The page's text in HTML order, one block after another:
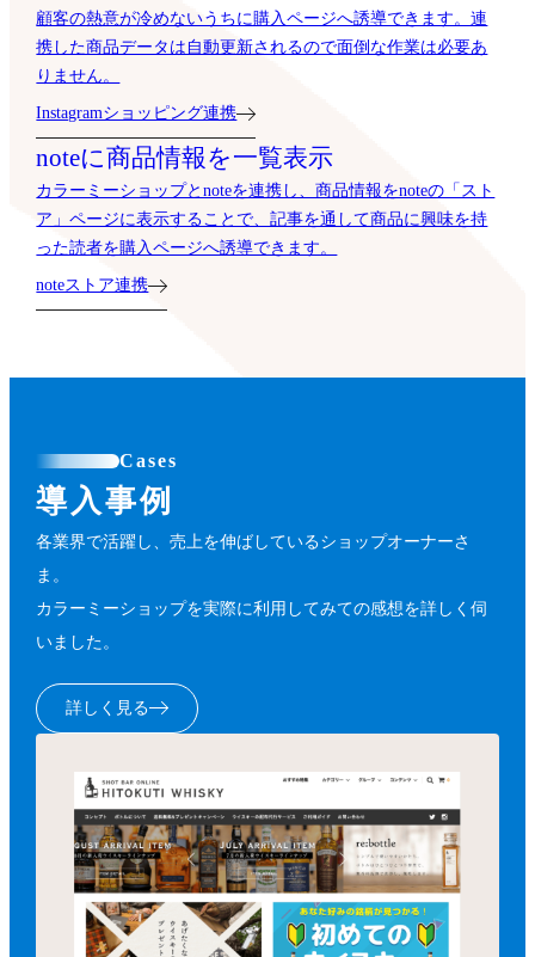
顧客の熱意が冷めないうちに購入ページへ誘導できます。連
携した商品データは自動更新されるので面倒な作業は必要あ
りません。
Instagramショッピング連携
noteに商品情報を一覧表示
カラーミーショップとnoteを連携し、商品情報をnoteの「スト
ア」ページに表示することで、記事を通して商品に興味を持
った読者を購入ページへ誘導できます。
noteストア連携
Cases
導入事例
各業界で活躍し、売上を伸ばしているショップオーナーさ
ま。
カラーミーショップを実際に利用してみての感想を詳しく伺
いました。
詳しく見る